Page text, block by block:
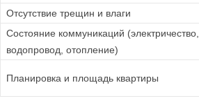
Отсутствие трещин и влаги
Состояние коммуникаций (электричество,
водопровод, отопление)
Планировка и площадь квартиры